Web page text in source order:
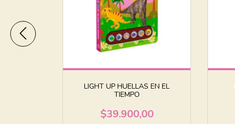
LIGHT UP HUELLAS EN EL
TIEMPO
$39.900,00